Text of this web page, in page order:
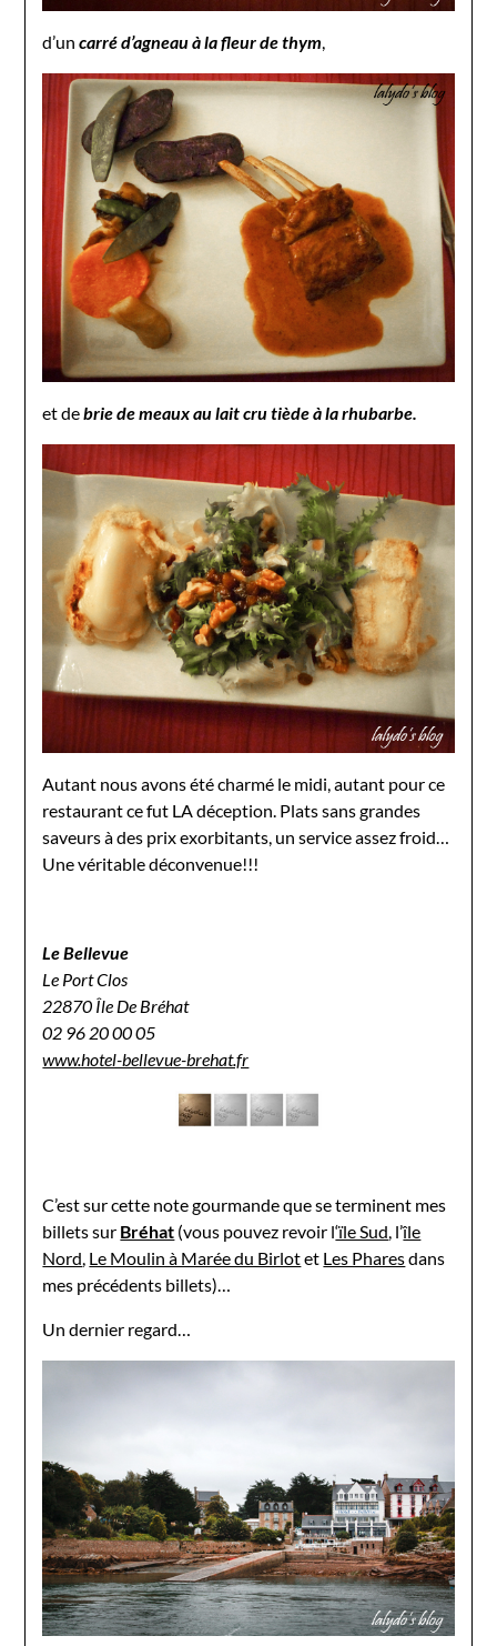
d’uncarré d’agneau à la fleur de thym
et debrie de meaux au lait cru tiède à la rhubarbe.
Autant nous avons été charmé le midi, autant pour ce
restaurant ce fut LA déception. Plats sans grandes
saveurs à des prix exorbitants, un service assez froid…
Une véritable déconvenue!!!
Le Bellevue
Le Port Clos
22870 Île De Bréhat
02 96 20 00 05
www.hotel-bellevue-brehat.fr
C’est sur cette note gourmande que se terminent mes
billets sur Bréhat (vous pouvez revoir l‘ïle Sud, l’île
Nord, Le Moulin à Marée du Birlotet Les Pharesdans
mes précédents billets)…
Un dernier regard…